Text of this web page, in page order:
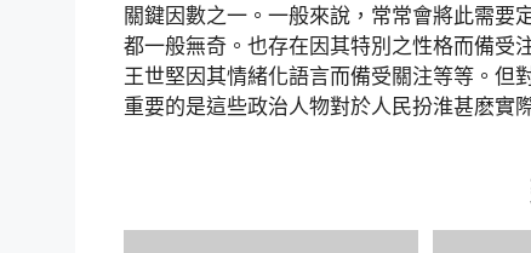
關鍵因數之一。一般來說，常常會將此需要
都一般無奇。也存在因其特別之性格而備
王世堅因其情緒化語言而備受關注等等。但
重要的是這些政治人物對於人民扮淮甚麽實